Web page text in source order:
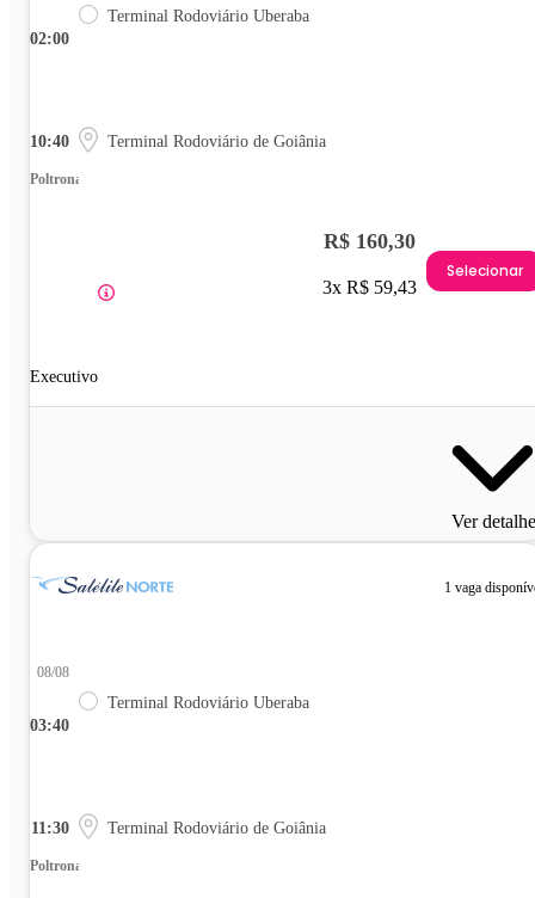
02:00
Terminal Rodoviário Uberaba
10:40 Terminal Rodoviário de Goiânia
Poltrona
Executivo
R$ 160,30
3x R$ 59,43
Selecionar
Ver
1 vaga
03:40
08/08
Terminal Rodoviário Uberaba
11:30 Terminal Rodoviário de Goiânia
Poltrona